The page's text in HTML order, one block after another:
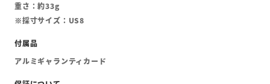
重さ：約33g
※採寸サイズ：US8
アルミギャランティカード